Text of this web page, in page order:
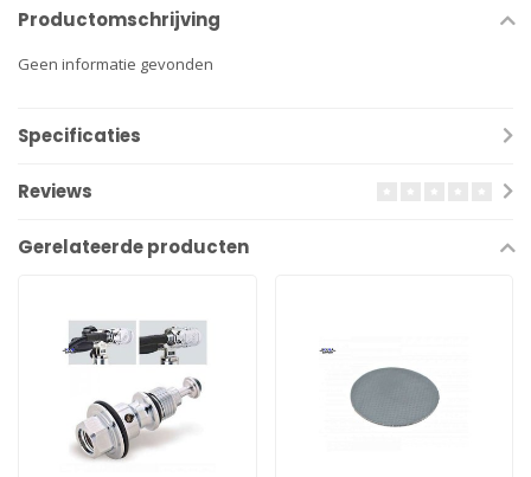
Productomschrijving
Geen informatie gevonden
Specificaties
Reviews
Gerelateerde producten